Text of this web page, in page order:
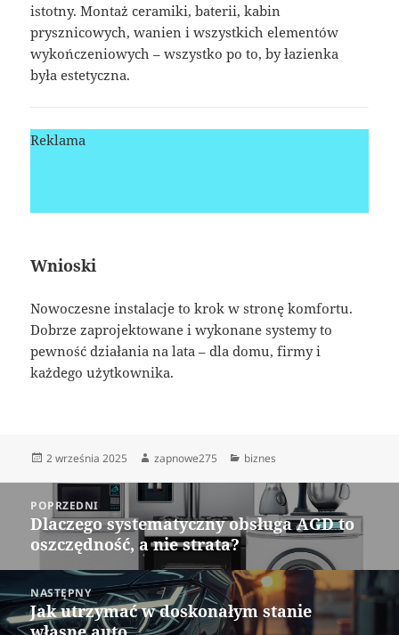
istotny. Montaż ceramiki, baterii, kabin
prysznicowych, wanien i wszystkich elementów
wykończeniowych – wszystko po to, by łazienka
była estetyczna.
Reklama
Wnioski
Nowoczesne instalacje to krok w stronę komfortu.
Dobrze zaprojektowane i wykonane systemy to
pewność działania na lata – dla domu, firmy i
każdego użytkownika.
Data
2 września 2025 Autor
zapnowe275 Kategorie
biznes
wpisuPOPRZEDNI
Poprzedni
wpis:
Dlaczego systematyczny obsługa AGD to
oszczędność, a nie strata?
NASTĘPNY
Następny
Jak utrzymać w doskonałym stanie